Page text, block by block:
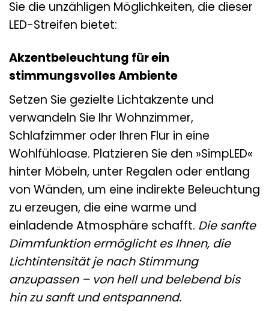
Sie die unzähligen Möglichkeiten, die dieser
LED-Streifen bietet:
Akzentbeleuchtung für ein
stimmungsvolles Ambiente
Setzen Sie gezielte Lichtakzente und
verwandeln Sie Ihr Wohnzimmer,
Schlafzimmer oder Ihren Flur in eine
Wohlfühloase. Platzieren Sie den »SimpLED«
hinter Möbeln, unter Regalen oder entlang
von Wänden, um eine indirekte Beleuchtung
zu erzeugen, die eine warme und
einladende Atmosphäre schafft. Die sanfte
Dimmfunktion ermöglicht es Ihnen, die
Lichtintensität je nach Stimmung
anzupassen – von hell und belebend bis
hin zu sanft und entspannend.